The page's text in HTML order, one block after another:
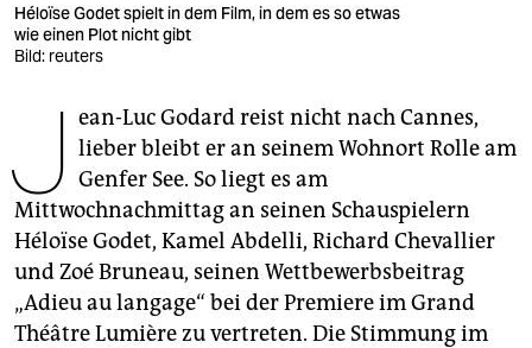
shop
fragen & hilfe
unterstützen
abo
genossenschaft
epaper login
Héloïse Godet spielt in dem Film, in dem es so etwas
wie einen Plot nicht gibt
Bild: reuters
J ean-Luc Godard reist nicht nach Cannes,
lieber bleibt er an seinem Wohnort Rolle am
Genfer See. So liegt es am
Mittwochnachmittag an seinen Schauspielern
Héloïse Godet, Kamel Abdelli, Richard Chevallier
und Zoé Bruneau, seinen Wettbewerbsbeitrag
„Adieu au langage“ bei der Premiere im Grand
Théâtre Lumière zu vertreten. Die Stimmung im